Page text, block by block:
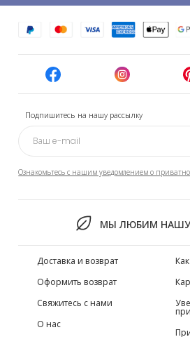
Подпишитесь на нашу рассылку
Ознакомьтесь с нашим уведомлением о
МЫ ЛЮБИМ НАШУ
Доставка и возврат
Оформить возврат
Свяжитесь с нами
О нас